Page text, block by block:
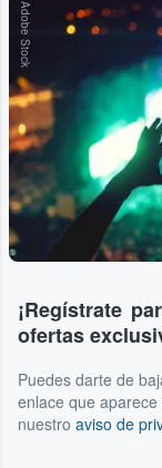
Adobe Stock
¡Regístrate
ofertas
Puedes darte de
enlace que
nuestro aviso de